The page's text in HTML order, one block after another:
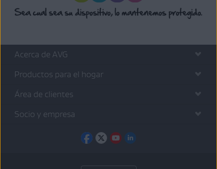
Acerca de AVG
Productos para el hogar
Área de clientes
Socio y empresa